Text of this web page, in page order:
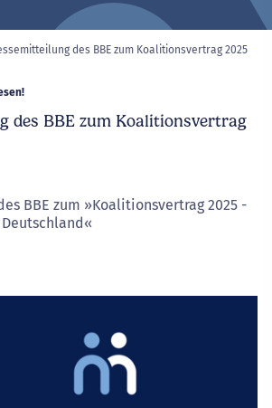
des BBE zum Koalitionsvertrag 2025
des BBE zum Koalitionsvertrag
BBE zum »Koalitionsvertrag 2025 -